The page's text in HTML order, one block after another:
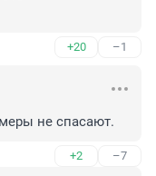
+20 –1
не спасают.
+2 –7